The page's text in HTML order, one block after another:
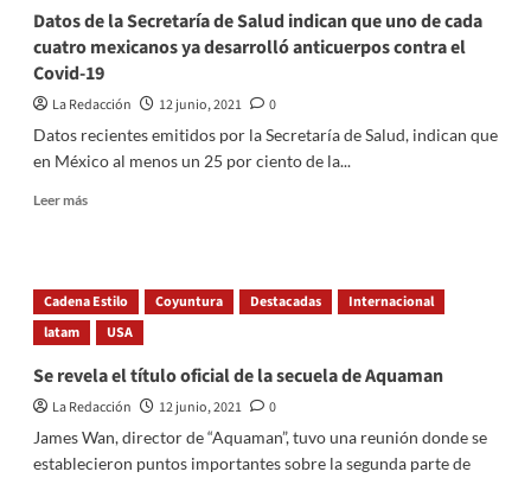
Toluca
con
cine,
música
teatro
Datos de la Secretaría de Salud indican que uno de cada
cuatro mexicanos ya desarrolló anticuerpos contra el
Covid-19
La Redacción 12 junio, 2021
0
Datos recientes emitidos por la Secretaría de Salud, indican que
en México al menos un 25 por ciento de la...
Leer másRead
de
la
Secretaría
Salud
indican
uno
de
Cadena Estilo Coyuntura Destacadas
Internacional
latam
USA
Se revela el título oficial de la secuela de Aquaman
La Redacción 12 junio, 2021
0
James Wan, director de “Aquaman”, tuvo una reunión donde se
establecieron puntos importantes sobre la segunda parte de